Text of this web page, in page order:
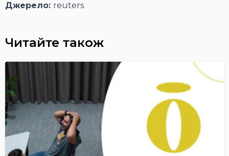
Джерело: reuters
Читайте також